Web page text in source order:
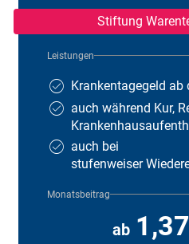
Stiftung
Leistungen
Krankentagegeld ab
auch während Kur,
auch bei
stufenweiser
Monatsbeitrag
ab